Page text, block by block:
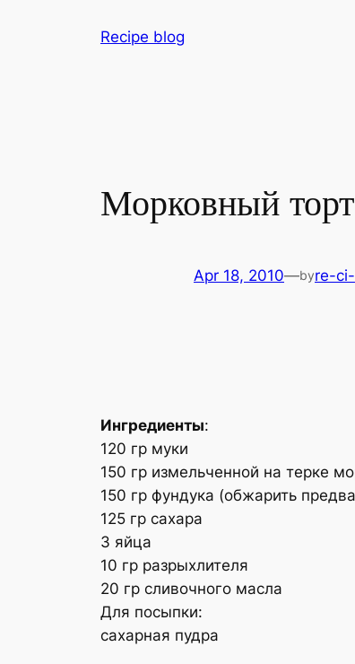
Recipe blog
Морковный
Apr 18, 2010—byre-
Ингредиенты:
120 гр муки
150 гр измельченной на терке
150 гр фундука (обжарить
125 гр сахара
3 яйца
10 гр разрыхлителя
20 гр сливочного масла
Для посыпки:
сахарная пудра